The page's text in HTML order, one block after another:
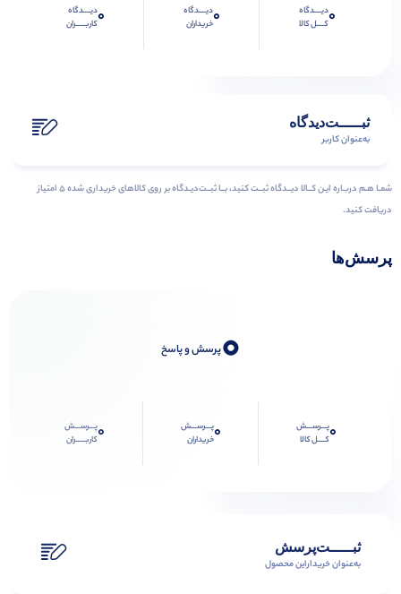
0دیــــدگاه
کــــل کالا
0دیــــدگاه
خریداران
0دیــــدگاه
کاربـــــران
ثبـــــت‌دیدگاه
به‌عنوان کاربر
شمـا هـم دربـاره ایـن کــالا دیــدگاه ثبــت کنید، بــا ثبــت‌دیـدگاه بر روی کالاهای خریداری شده ۵ امتیاز
دریافت کنید.
پرسش‌ها
0پرسش و پاسخ
0پـــرســـش
کــــل کالا
0پـــرســـش
خریداران
0پـــرســـش
کاربـــــران
ثبـــــت‌پرسش
به‌عنوان ‌خریدار‌این‌ محصول